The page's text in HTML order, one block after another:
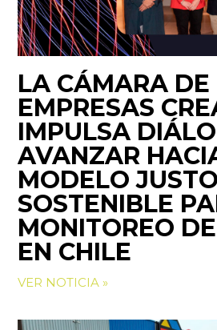
LA CÁMARA DE
EMPRESAS
IMPULSA
AVANZAR
MODELO
SOSTENIBLE
MONITOREO
EN CHILE
VER NOTICIA »